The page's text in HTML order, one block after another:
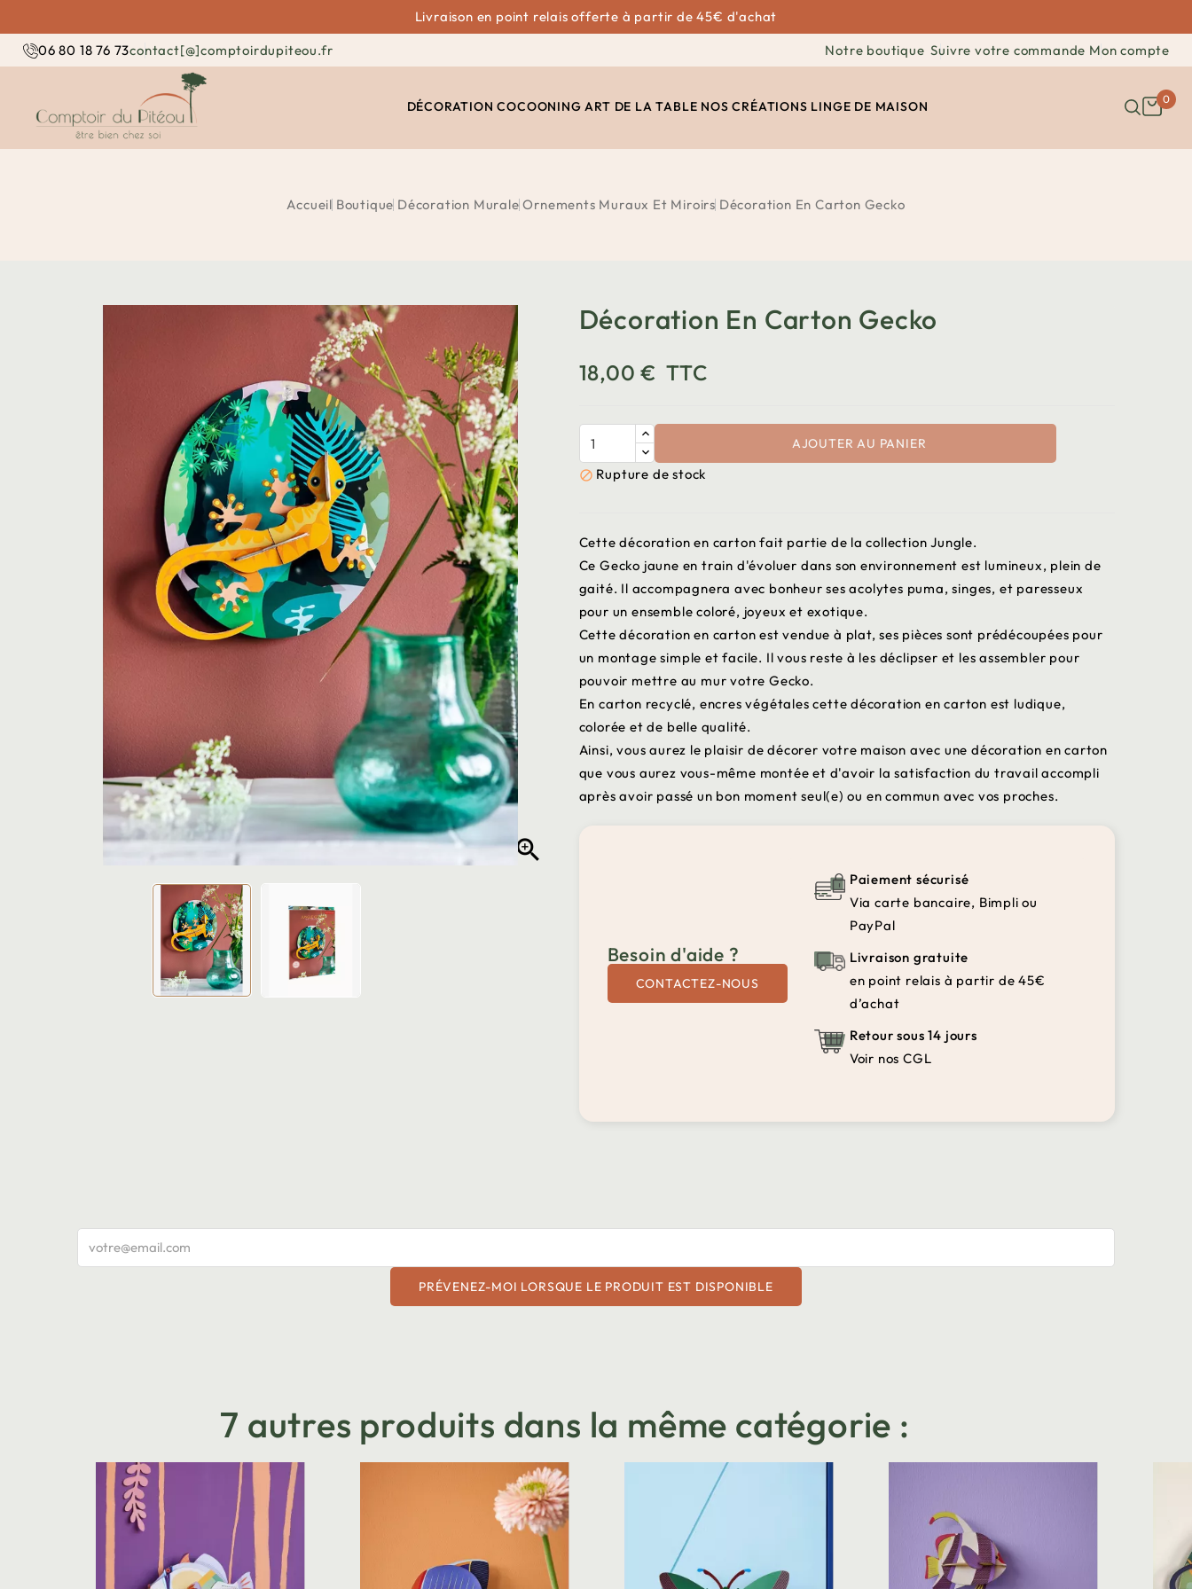
Livraison en point relais offerte à partir de 45€ d'achat
06 80 18 76 73contact[@]comptoirdupiteou.fr Notre boutique Suivre votre commande Mon compte
DÉCORATION COCOONING ART DE LA TABLE NOS CRÉATIONS LINGE DE MAISON 0
Accueil Boutique Décoration Murale Ornements Muraux Et Miroirs Décoration En Carton Gecko

Décoration En Carton Gecko
18,00 € TTC
AJOUTER AU PANIER
 Rupture de stock
Cette décoration en carton fait partie de la collection Jungle.
Ce Gecko jaune en train d'évoluer dans son environnement est lumineux, plein de
gaité. Il accompagnera avec bonheur ses acolytes puma, singes, et paresseux
pour un ensemble coloré, joyeux et exotique.
Cette décoration en carton est vendue à plat, ses pièces sont prédécoupées pour
un montage simple et facile. Il vous reste à les déclipser et les assembler pour
pouvoir mettre au mur votre Gecko.
En carton recyclé, encres végétales cette décoration en carton est ludique,
colorée et de belle qualité.
Ainsi, vous aurez le plaisir de décorer votre maison avec une décoration en carton
que vous aurez vous-même montée et d'avoir la satisfaction du travail accompli
après avoir passé un bon moment seul(e) ou en commun avec vos proches.
Besoin d'aide ?
CONTACTEZ-NOUS
Paiement sécurisé
Via carte bancaire, Bimpli ou
PayPal
Livraison gratuite
en point relais à partir de 45€
d’achat
Retour sous 14 jours
Voir nos CGL
PRÉVENEZ-MOI LORSQUE LE PRODUIT EST DISPONIBLE
7 autres produits dans la même catégorie :